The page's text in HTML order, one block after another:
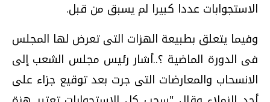
الاستجوابات عددا كبيرا لم يسبق من قبل.
وفيما يتعلق بطبيعة الهزات التى تعرض لها المجلس
فى الدورة الماضية ؟..أشار رئيس مجلس الشعب إلى
الانسحاب والمعارضات التى جرت بعد توقيع جزاء على